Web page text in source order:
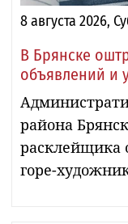
8 августа 2026,
В Брянске
объявлений и
района
расклейщика
горе-